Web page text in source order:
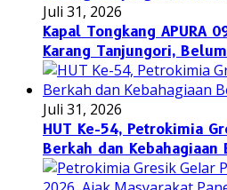
Juli 31, 2026
Kapal Tongkang APURA
Karang Tanjungori,
Juli 31, 2026
HUT Ke-54, Petrokimia
Berkah dan Kebahagiaan